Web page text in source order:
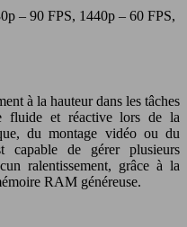
– 90 FPS, 1440p – 60 FPS,
à la hauteur dans les tâches
fluide et réactive lors de la
du montage vidéo ou du
capable de gérer plusieurs
ralentissement, grâce à la
RAM généreuse.